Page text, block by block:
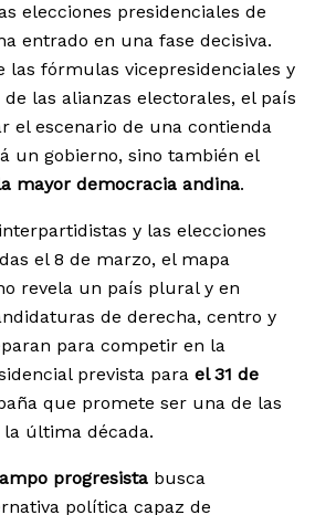
elecciones presidenciales de
entrado en una fase decisiva.
las fórmulas vicepresidenciales y
las alianzas electorales, el país
el escenario de una contienda
un gobierno, sino también el
mayor democracia andina.
y las elecciones
el 8 de marzo, el mapa
revela un país plural y en
de derecha, centro y
para competir en la
prevista para el 31 de
que promete ser una de las
última década.
progresista busca
política capaz de